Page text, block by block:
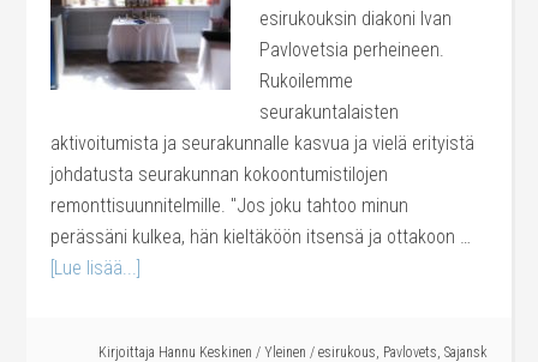
esirukouksin diakoni Ivan
Pavlovetsia perheineen.
Rukoilemme
seurakuntalaisten
aktivoitumista ja seurakunnalle kasvua ja vielä erityistä
johdatusta seurakunnan kokoontumistilojen
remonttisuunnitelmille. "Jos joku tahtoo minun
perässäni kulkea, hän kieltäköön itsensä ja ottakoon …
[Lue lisää...]
Kirjoittaja Hannu Keskinen / Yleinen / esirukous, Pavlovets, Sajansk